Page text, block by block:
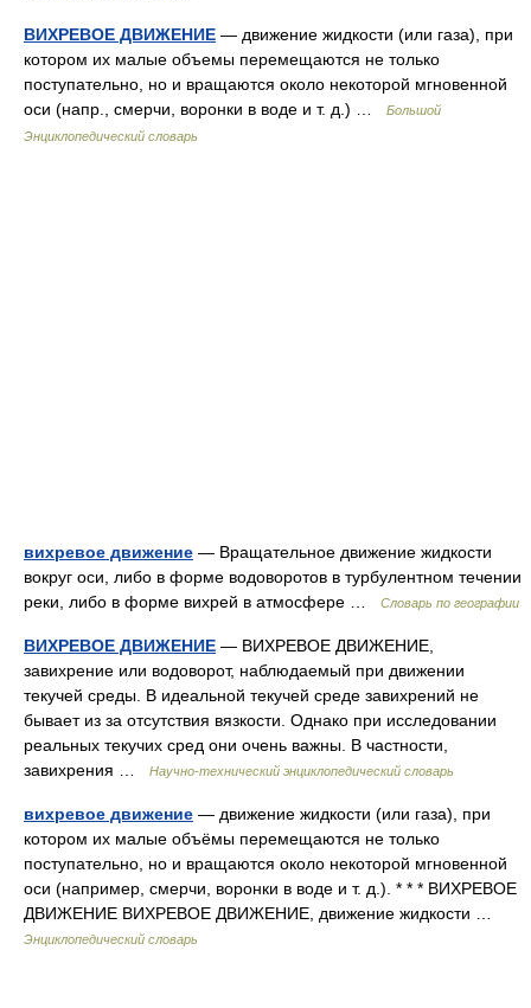
ВИХРЕВОЕ ДВИЖЕНИЕ — движение жидкости (или газа), при
котором их малые объемы перемещаются не только
поступательно, но и вращаются около некоторой мгновенной
оси (напр., смерчи, воронки в воде и т. д.) …
Большой
Энциклопедический словарь
вихревое движение — Вращательное движение жидкости
вокруг оси, либо в форме водоворотов в турбулентном течении
реки, либо в форме вихрей в атмосфере …
Словарь по географии
ВИХРЕВОЕ ДВИЖЕНИЕ — ВИХРЕВОЕ ДВИЖЕНИЕ,
завихрение или водоворот, наблюдаемый при движении
текучей среды. В идеальной текучей среде завихрений не
бывает из за отсутствия вязкости. Однако при исследовании
реальных текучих сред они очень важны. В частности,
завихрения …
Научно-технический энциклопедический словарь
вихревое движение — движение жидкости (или газа), при
котором их малые объёмы перемещаются не только
поступательно, но и вращаются около некоторой мгновенной
оси (например, смерчи, воронки в воде и т. д.). * * * ВИХРЕВОЕ
ДВИЖЕНИЕ ВИХРЕВОЕ ДВИЖЕНИЕ, движение жидкости …
Энциклопедический словарь